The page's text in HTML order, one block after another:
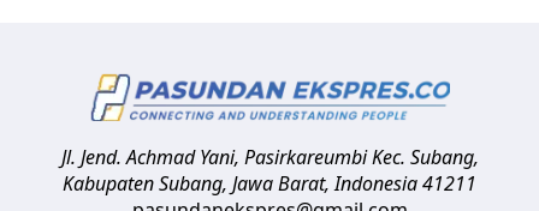
Jl. Jend. Achmad Yani, Pasirkareumbi Kec. Subang,
Kabupaten Subang, Jawa Barat,Indonesia41211